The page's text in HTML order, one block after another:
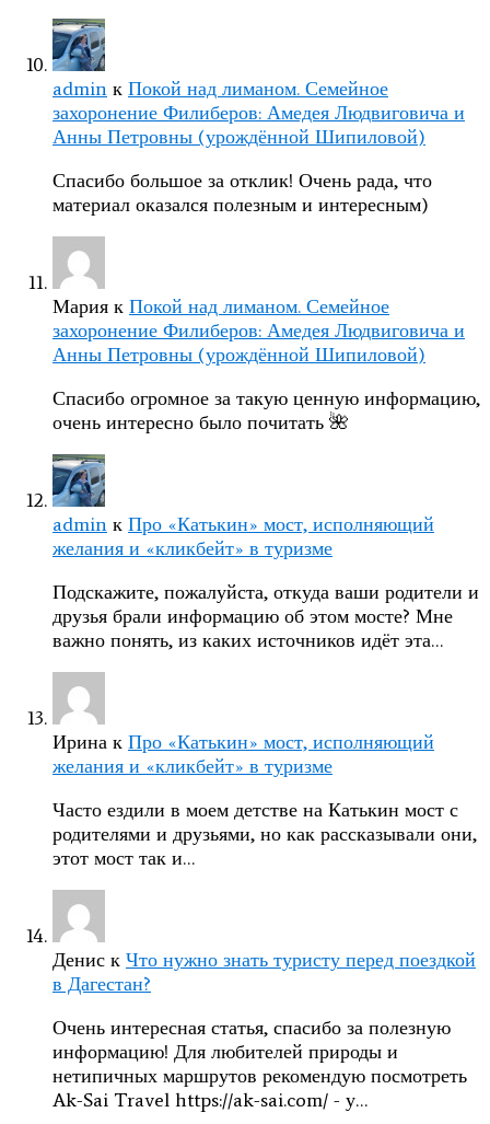
admin к Покой над лиманом. Семейное
захоронение Филиберов: Амедея Людвиговича и
Анны Петровны (урождённой Шипиловой)
Спасибо большое за отклик! Очень рада, что
материал оказался полезным и интересным)
Мария к Покой над лиманом. Семейное
захоронение Филиберов: Амедея Людвиговича и
Анны Петровны (урождённой Шипиловой)
Спасибо огромное за такую ценную информацию,
очень интересно было почитать 🌺
admin к Про «Катькин» мост, исполняющий
желания и «кликбейт» в туризме
Подскажите, пожалуйста, откуда ваши родители и
друзья брали информацию об этом мосте? Мне
важно понять, из каких источников идёт эта…
Ирина к Про «Катькин» мост, исполняющий
желания и «кликбейт» в туризме
Часто ездили в моем детстве на Катькин мост с
родителями и друзьями, но как рассказывали они,
этот мост так и…
Денис к Что нужно знать туристу перед поездкой
в Дагестан?
Очень интересная статья, спасибо за полезную
информацию! Для любителей природы и
нетипичных маршрутов рекомендую посмотреть
Ak-Sai Travel https://ak-sai.com/ - у…